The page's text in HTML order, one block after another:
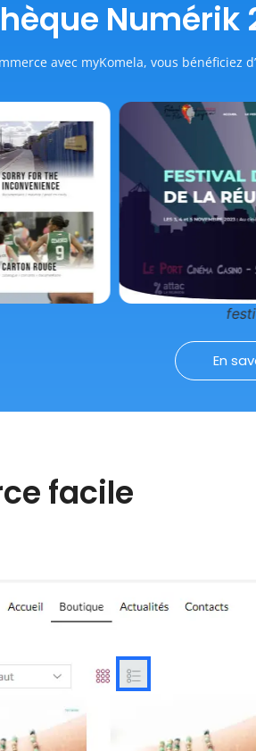
Numérik
avec myKomela, vous bénéficiez
En
facile